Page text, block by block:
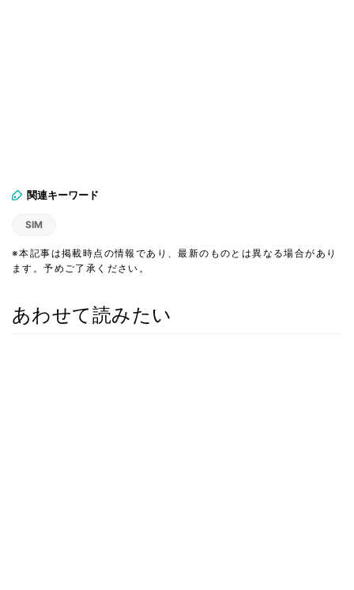
関連キーワード
SIM
※本記事は掲載時点の情報であり、最新のものとは異なる場合があり
ます。予めご了承ください。
あわせて読みたい